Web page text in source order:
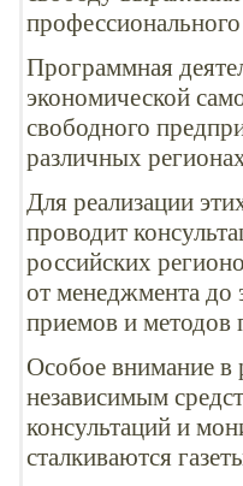
Программная
экономической
свободного
различных
Для реализации
проводит
российских
от менеджмента до
приемов и методов
Особое внимание в
независимым
консультаций и
сталкиваются